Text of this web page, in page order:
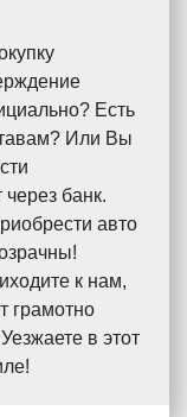
Есть
Или Вы
банк.
авто
к нам,
грамотно
в этот